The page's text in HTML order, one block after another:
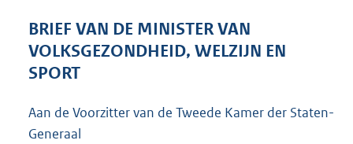
4
K
BRIEF VAN DE MINISTER VAN
VOLKSGEZONDHEID, WELZIJN EN
SPORT
Aan de Voorzitter van de Tweede Kamer der Staten-
Generaal